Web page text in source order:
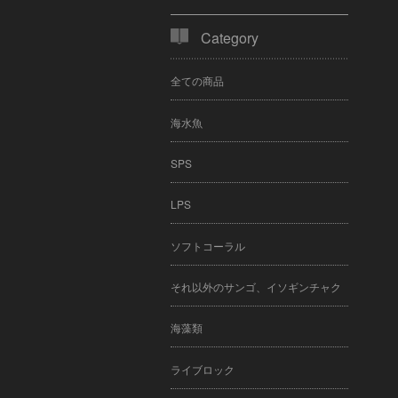
Category
全ての商品
海水魚
SPS
LPS
ソフトコーラル
それ以外のサンゴ、イソギンチャク
海藻類
ライブロック